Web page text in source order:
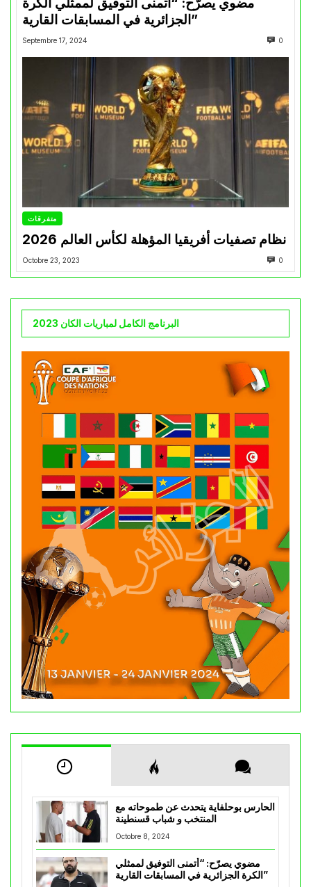
مضوي يصرّح: “أتمنى التوفيق لممثلي الكرة
الجزائرية في المسابقات القارية”
Septembre 17, 2024 0
متفرقات
نظام تصفيات أفريقيا المؤهلة لكأس العالم 2026
Octobre 23, 2023 0
البرنامج الكامل لمباريات الكان 2023
الحارس بوحلفاية يتحدث عن طموحاته مع
المنتخب و شباب قسنطينة
Octobre 8, 2024
مضوي يصرّح: “أتمنى التوفيق لممثلي
الكرة الجزائرية في المسابقات القارية”